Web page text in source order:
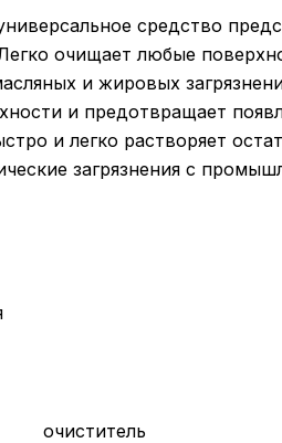
средство
очищает любые
и жировых
и предотвращает
и легко растворяет
загрязнения с
очиститель